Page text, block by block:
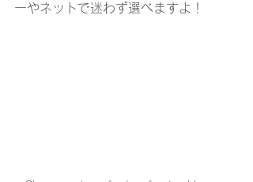
ーやネットで迷わず選べますよ！